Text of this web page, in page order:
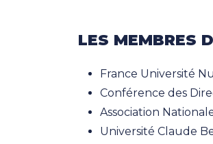
LES MEMBRES
France Université
Conférence des
Association
Université Claude